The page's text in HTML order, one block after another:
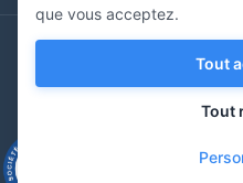
Copyright © 2020
que vous acceptez.
Tout
Tout